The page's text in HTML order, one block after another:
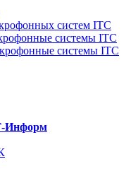
систем ITC
системы ITC
системы ITC
Информ